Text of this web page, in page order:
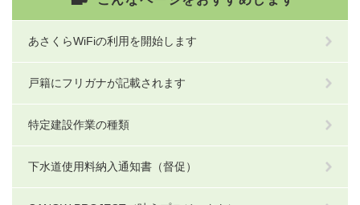
あさくらWiFiの利用を開始します
戸籍にフリガナが記載されます
特定建設作業の種類
下水道使用料納入通知書（督促）